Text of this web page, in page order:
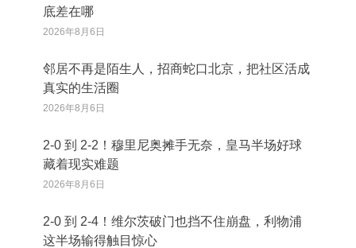
底差在哪
2026年8月6日
邻居不再是陌生人，招商蛇口北京，把社区活成
真实的生活圈
2026年8月6日
2‑0 到 2‑2！穆里尼奥摊手无奈，皇马半场好球
藏着现实难题
2026年8月6日
2‑0 到 2‑4！维尔茨破门也挡不住崩盘，利物浦
这半场输得触目惊心